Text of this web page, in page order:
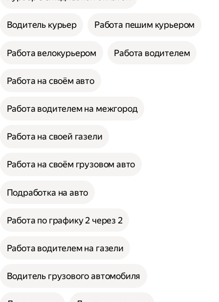
Водитель курьер Работа пешим курьером
Работа велокурьером Работа водителем
Работа на своём авто
Работа водителем на межгород
Работа на своей газели
Работа на своём грузовом авто
Подработка на авто
Работа по графику 2 через 2
Работа водителем на газели
Водитель грузового автомобиля